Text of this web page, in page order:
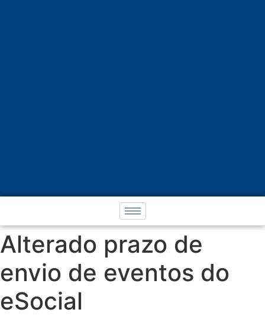
Alterado prazo de
envio de eventos do
eSocial